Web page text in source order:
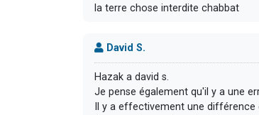
la terre chose interdite chabbat
David S.
Hazak a david s.
Je pense également qu'il y a une
Il y a effectivement une